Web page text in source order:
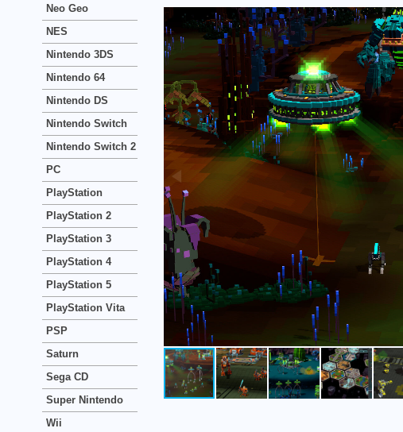
Neo Geo
NES
Nintendo 3DS
Nintendo 64
Nintendo DS
Nintendo Switch
Nintendo Switch 2
PC
PlayStation
PlayStation 2
PlayStation 3
PlayStation 4
PlayStation 5
PlayStation Vita
PSP
Saturn
Sega CD
Super Nintendo
Wii